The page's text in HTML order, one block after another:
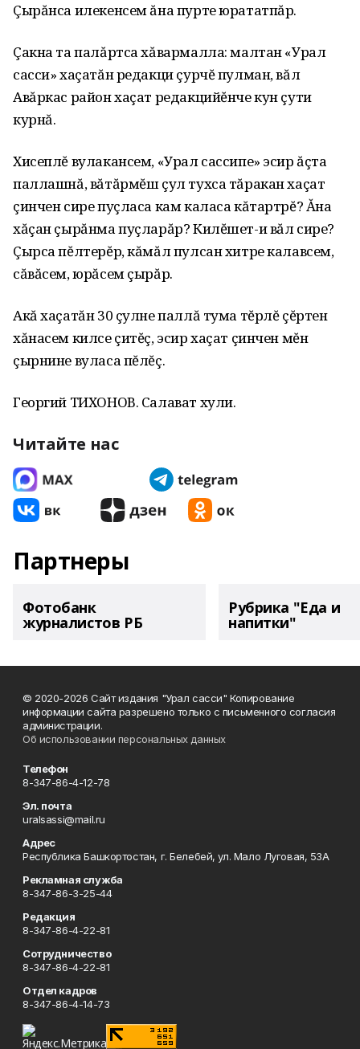
Çырăнса илекенсем ăна пурте юрататпăр.
Çакна та палăртса хăвармалла: малтан «Урал
сасси» хаçатăн редакци çурчĕ пулман, вăл
Авăркас район хаçат редакцийĕнче кун çути
курнă.
Хисеплĕ вулакансем, «Урал сассипе» эсир ăçта
паллашнă, вăтăрмĕш çул тухса тăракан хаçат
çинчен сире пуçласа кам каласа кăтартрĕ? Ăна
хăçан çырăнма пуçларăр? Килĕшет-и вăл сире?
Çырса пĕлтерĕр, кăмăл пулсан хитре калавсем,
сăвăсем, юрăсем çырăр.
Акă хаçатăн 30 çулне паллă тума тĕрлĕ çĕртен
хăнасем килсе çитĕç, эсир хаçат çинчен мĕн
çырнине вуласа пĕлĕç.
Георгий ТИХОНОВ. Салават хули.
Читайте нас
Партнеры
Фотобанк
журналистов РБ
Рубрика "Еда и
напитки"
© 2020-2026 Сайт издания "Урал сасси" Копирование
информации сайта разрешено только с письменного согласия
администрации.
Об использовании персональных данных
Телефон
8-347-86-4-12-78
Эл. почта
uralsassi@mail.ru
Адрес
Республика Башкортостан, г. Белебей, ул. Мало Луговая, 53А
Рекламная служба
8-347-86-3-25-44
Редакция
8-347-86-4-22-81
Сотрудничество
8-347-86-4-22-81
Отдел кадров
8-347-86-4-14-73